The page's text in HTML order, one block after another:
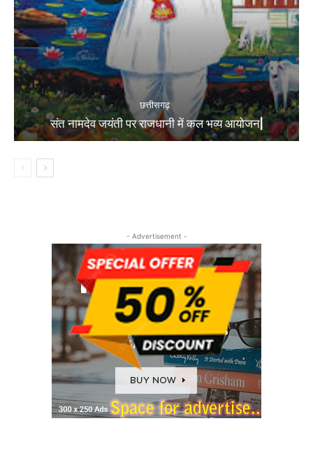
छत्तीसगढ़
संत नामदेव जयंती पर राजधानी में कल भव्य आयोजन|
- Advertisement -